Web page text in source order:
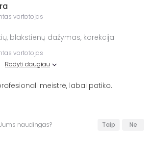
vartotojas
blakstienų dažymas, korekcija
vartotojas
Rodyti daugiau
meistrė, labai patiko.
naudingas? Taip Ne